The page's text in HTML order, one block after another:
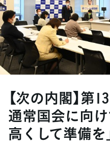
【次の内閣】第
通常国会に向
高くして準備を